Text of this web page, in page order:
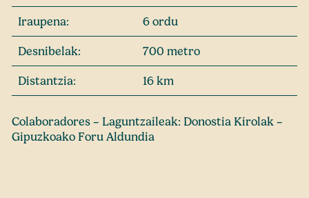
Iraupena: 6 ordu
Desnibelak: 700 metro
Distantzia: 16 km
Colaboradores – Laguntzaileak: Donostia Kirolak –
Gipuzkoako Foru Aldundia